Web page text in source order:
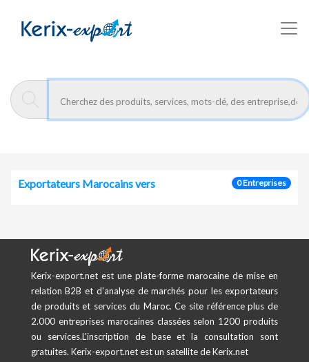
Exportateurs Marocains vers 0 Entreprises
Kerix-export.net est une plate-forme marocaine de mise en
relation B2B et d'analyse de marchés pour les exportateurs
de produits et services du Maroc. Ce site référence plus de
2.000 entreprises marocaines classées selon 1200 produits
ou services.L'inscription de base et la consultation sont
gratuites. Kerix-export.net est un satellite de Kerix.net